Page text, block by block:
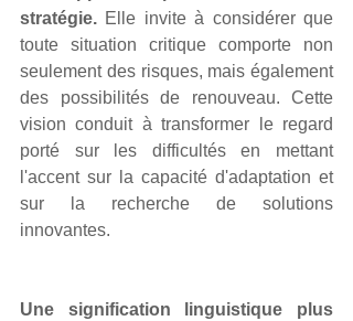
stratégie. Elle invite à considérer que
toute situation critique comporte non
seulement des risques, mais également
des possibilités de renouveau. Cette
vision conduit à transformer le regard
porté sur les difficultés en mettant
l'accent sur la capacité d'adaptation et
sur la recherche de solutions
innovantes.
Une signification linguistique plus